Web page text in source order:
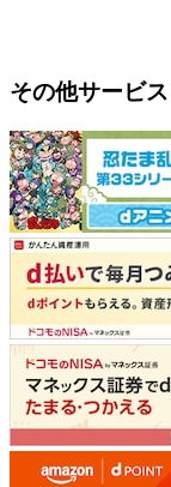
その他サービス